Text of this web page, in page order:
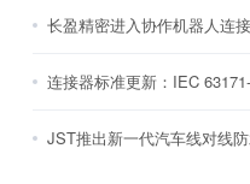
长盈精密进入协作机器人连
JST推出新一代汽车线对线